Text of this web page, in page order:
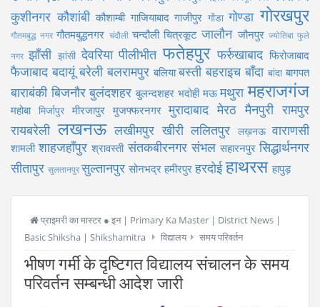
कुशीनगर कौशांबी कौशाम्बी गाजियाबाद गाजीपुर गोंडा गोण्डा गोरखपुर
गौतमबुद्ध नगर गौतमबुद्धनगर चंदौली चन्दौली चित्रकूट जालौन जौनपुर ज्योतिबा फुले
नगर झाँसी झांसी देवरिया पीलीभीत फतेहपुर फर्रुखाबाद फिरोजाबाद
फैजाबाद बदायूं बरेली बलरामपुर बलिया बस्ती बहराइच बाँदा बांदा बागपत
बाराबंकी बिजनौर बुलंदशहर बुलन्दशहर भदोही मऊ मथुरा महराजगंज
महोबा मिर्जापुर मीरजापुर मुजफ्फरनगर मुरादाबाद मेरठ मैनपुरी रामपुर
रायबरेली लखनऊ लखीमपुर खीरी ललितपुर लख़नऊ वाराणसी
शामली शाहजहाँपुर श्रावस्ती संतकबीरनगर संभल सहारनपुर सिद्धार्थनगर
सीतापुर सुलतानपुरसुल्तानपुर सोनभद्र हमीरपुर हरदोई हाथरस हापुड़
प्राइमरी का मास्टर ● इन | Primary Ka Master | District News |
Basic Shiksha | Shikshamitra
विद्यालय समय परिवर्तन
भीषण गर्मी के दृष्टिगत विद्यालय संचालन के समय
परिवर्तन सम्बन्धी आदेश जारी